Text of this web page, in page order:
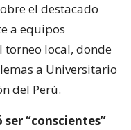
el destacado
a equipos
torneo local, donde
a Universitario
del Perú.
“conscientes”